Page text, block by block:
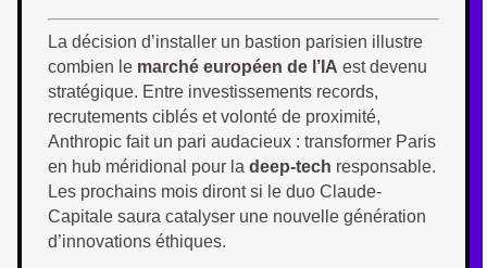
La décision d’installer un bastion parisien illustre
combien le marché européen de l’IA est devenu
stratégique. Entre investissements records,
recrutements ciblés et volonté de proximité,
Anthropic fait un pari audacieux : transformer Paris
en hub méridional pour la deep-tech responsable.
Les prochains mois diront si le duo Claude-
Capitale saura catalyser une nouvelle génération
d’innovations éthiques.